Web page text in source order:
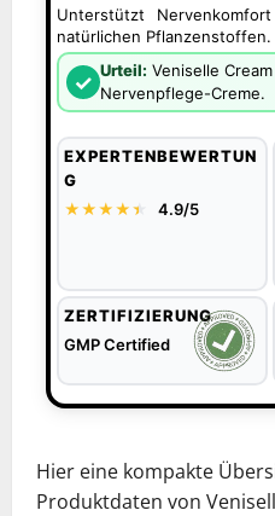
Unterstützt
natürlichen Pflanzenstoffen.
✓ Urteil: Veniselle
Nervenpflege-Creme.
EXPERTENBEWERTUN
G
★★★★★
★ 4.9/5
ZERTIFIZIERUNG
GMP Certified
Hier eine kompakte
Produktdaten von